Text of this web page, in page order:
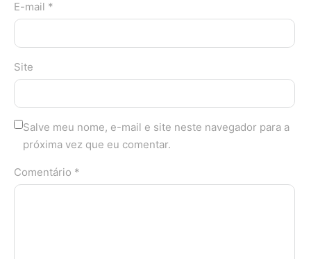
E-mail *
Site
Salve meu nome, e-mail e site neste navegador para a
próxima vez que eu comentar.
Comentário *